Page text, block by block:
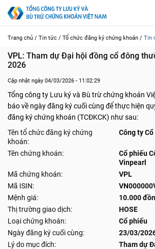
Trang chủ / Tin tức / Tổ chức đăng ký chứng khoán / Tin
VPL: Tham dự Đại hội đồng cổ đông
2026
Cập nhật ngày 04/03/2026 - 11:02:29
Tổng công ty Lưu ký và Bù trừ chứng khoán
báo về ngày đăng ký cuối cùng để thực hiện
đăng ký chứng khoán (TCĐKCK) như sau:
Tên tổ chức đăng ký chứng
khoán:
Công ty
Tên chứng khoán:
Cổ phiếu
Vinpearl
Mã chứng khoán:
VPL
Mã ISIN:
Mệnh giá:
10.000
Thị trường giao dịch:
HOSE
Loại chứng khoán:
Cổ phiếu
Ngày đăng ký cuối cùng:
23/03/
Lý do mục đích:
Tham dự